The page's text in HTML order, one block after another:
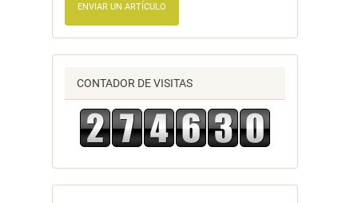
ENVIAR UN ARTÍCULO
CONTADOR DE VISITAS